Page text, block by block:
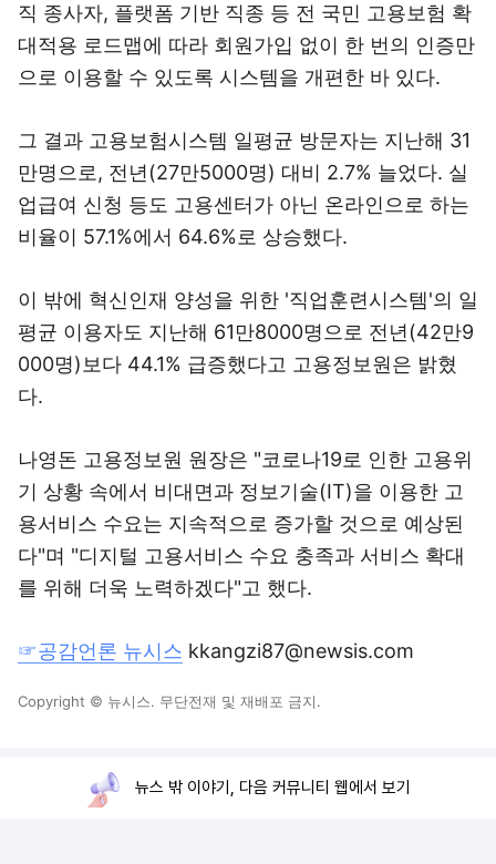
직 종사자, 플랫폼 기반 직종 등 전 국민 고용보험 확
대적용 로드맵에 따라 회원가입 없이 한 번의 인증만
으로 이용할 수 있도록 시스템을 개편한 바 있다.
그 결과 고용보험시스템 일평균 방문자는 지난해 31
만명으로, 전년(27만5000명) 대비 2.7% 늘었다. 실
업급여 신청 등도 고용센터가 아닌 온라인으로 하는
비율이 57.1%에서 64.6%로 상승했다.
이 밖에 혁신인재 양성을 위한 '직업훈련시스템'의 일
평균 이용자도 지난해 61만8000명으로 전년(42만9
000명)보다 44.1% 급증했다고 고용정보원은 밝혔
다.
나영돈 고용정보원 원장은 "코로나19로 인한 고용위
기 상황 속에서 비대면과 정보기술(IT)을 이용한 고
용서비스 수요는 지속적으로 증가할 것으로 예상된
다"며 "디지털 고용서비스 수요 충족과 서비스 확대
를 위해 더욱 노력하겠다"고 했다.
☞공감언론 뉴시스 kkangzi87@newsis.com
Copyright © 뉴시스. 무단전재 및 재배포 금지.
뉴스 밖 이야기, 다음 커뮤니티 웹에서 보기